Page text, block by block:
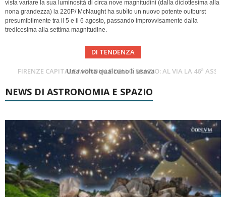
vista variare la sua luminosità di circa nove magnitudini (dalla diciottesima alla
nona grandezza) la 220P/ McNaught ha subìto un nuovo potente outburst
presumibilmente tra il 5 e il 6 agosto, passando improvvisamente dalla
tredicesima alla settima magnitudine.
DI TENDENZA
FIRENZE CAPITALE MONDIALE DELLO SPAZIO: AL VIA LA 46ª ASSEMBLEA SCIENTIFICA DEL COSPAR
Cielo del Mese di Agosto 2026
NEWS DI ASTRONOMIA E SPAZIO